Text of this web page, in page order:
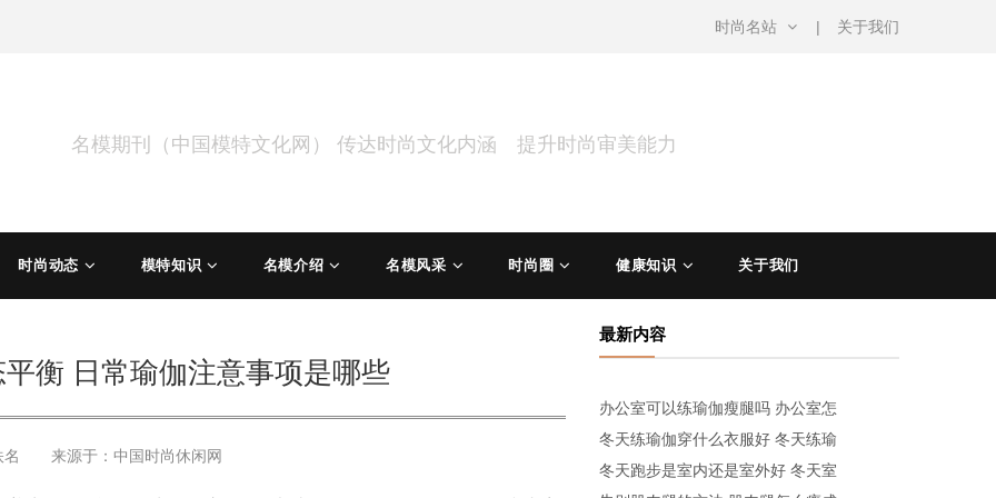
时尚名站 关于我们
名模期刊（中国模特文化网） 传达时尚文化内涵 提升时尚审美能力
时尚动态 模特知识 名模介绍 名模风采 时尚圈 健康知识 关于我们
衡 日常瑜伽注意事项是哪些
名 来源于： 中国时尚休闲网
最新内容
办公室可以练瑜伽瘦腿吗 办公室怎
冬天练瑜伽穿什么衣服好 冬天练瑜
冬天跑步是室内还是室外好 冬天室